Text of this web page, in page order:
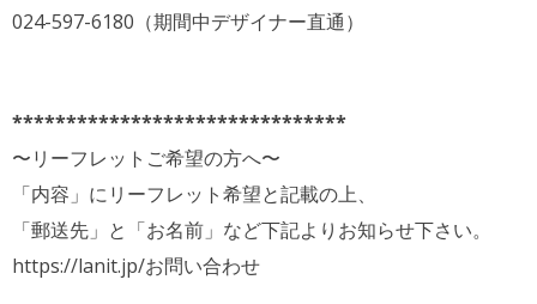
024-597-6180（期間中デザイナー直通）
*******************************
〜リーフレットご希望の方へ〜
「内容」にリーフレット希望と記載の上、
「郵送先」と「お名前」など下記よりお知らせ下さい。
https://lanit.jp/お問い合わせ